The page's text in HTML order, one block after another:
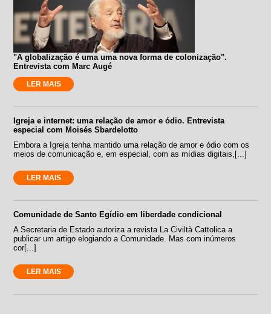
"A globalização é uma uma nova forma de colonização".
Entrevista com Marc Augé
LER MAIS
Igreja e internet: uma relação de amor e ódio. Entrevista
especial com Moisés Sbardelotto
Embora a Igreja tenha mantido uma relação de amor e ódio com os
meios de comunicação e, em especial, com as mídias digitais,[...]
LER MAIS
Comunidade de Santo Egídio em liberdade condicional
A Secretaria de Estado autoriza a revista La Civiltà Cattolica a
publicar um artigo elogiando a Comunidade. Mas com inúmeros
cor[...]
LER MAIS